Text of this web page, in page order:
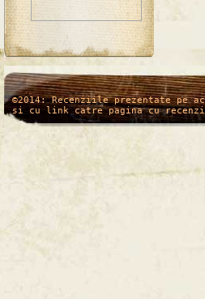
/* */
©2014: Recenziile prezentate
si cu link catre pagina cu